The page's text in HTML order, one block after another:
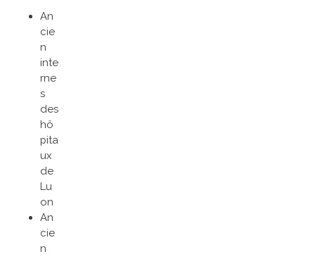
An
cie
n
inte
rne
s
des
hô
pita
ux
de
Lu
on
An
cie
n